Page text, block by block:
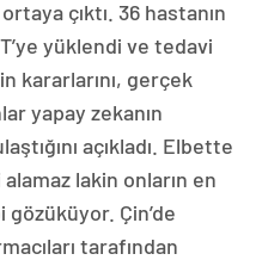
çıktı. 36 hastanın
yüklendi ve tedavi
kararlarını, gerçek
yapay zekanın
açıkladı. Elbette
lakin onların en
gözüküyor. Çin’de
tarafından